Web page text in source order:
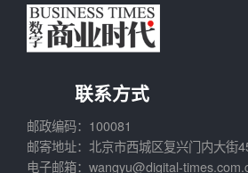
联系方式
邮政编码：100081
邮寄地址：北京市西城区复兴门内大街
电子邮箱：wangyu@digital-